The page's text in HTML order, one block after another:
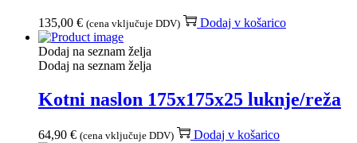
135,00 € (cena vključuje DDV) Dodaj v košarico
Dodaj na seznam želja
Dodaj na seznam želja
Kotni naslon 175x175x25 luknje/reža
64,90 € (cena vključuje DDV) Dodaj v košarico